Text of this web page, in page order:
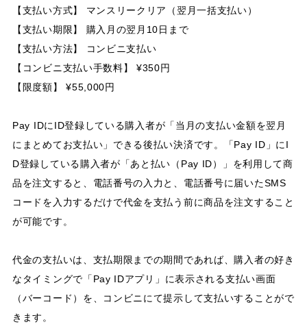
【支払い方式】 マンスリークリア（翌月一括支払い）
【支払い期限】 購入月の翌月10日まで
【支払い方法】 コンビニ支払い
【コンビニ支払い手数料】 ¥350円
【限度額】 ¥55,000円
Pay IDにID登録している購入者が「当月の支払い金額を翌月
にまとめてお支払い」できる後払い決済です。「Pay ID」にI
D登録している購入者が「あと払い（Pay ID）」を利用して商
品を注文すると、電話番号の入力と、電話番号に届いたSMS
コードを入力するだけで代金を支払う前に商品を注文すること
が可能です。
代金の支払いは、支払期限までの期間であれば、購入者の好き
なタイミングで「Pay IDアプリ」に表示される支払い画面
（バーコード）を、コンビニにて提示して支払いすることがで
きます。